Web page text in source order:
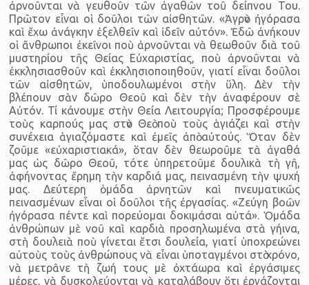
ἀρνοῦνται νὰ γευθοῦν τῶν ἀγαθῶν τοῦ δείπνου Του.
Πρῶτον εἶναι οἱ δοῦλοι τῶν αἰσθητῶν. «Ἀγρὸν ἠγόρασα
καὶ ἔχω ἀνάγκην ἐξελθεῖν καὶ ἰδεῖν αὐτόν». Ἐδῶ ἀνήκουν
οἱ ἄνθρωποι ἐκεῖνοι ποὺ ἀρνοῦνται νὰ θεωθοῦν διὰ τοῦ
μυστηρίου τῆς Θείας Εὐχαριστίας, ποὺ ἀρνοῦνται νὰ
ἐκκλησιασθοῦν καὶ ἐκκλησιοποιηθοῦν, γιατί εἶναι δοῦλοι
τῶν αἰσθητῶν, ὑποδουλωμένοι στὴν ὕλη. Δὲν τὴν
βλέπουν σὰν δῶρο Θεοῦ καὶ δὲν τὴν ἀναφέρουν σὲ
Αὐτόν. Τί κάνουμε στὴν Θεία Λειτουργία; Προσφέρουμε
τοὺς καρπούς μας στὸν Θεὸ ποὺ τοὺς ἁγιάζει καὶ στὴν
συνέχεια ἁγιαζόμαστε καὶ ἐμεῖς ἀπὸ αὐτούς. Ὅταν δὲν
ζοῦμε «εὐχαριστιακά», ὅταν δὲν θεωροῦμε τὰ ἀγαθά
μας ὡς δῶρο Θεοῦ, τότε ὑπηρετοῦμε δουλικὰ τὴ γῆ,
ἀφήνοντας ἔρημη τὴν καρδιά μας, πεινασμένη τὴν ψυχή
μας. Δεύτερη ὁμάδα ἀρνητῶν καὶ πνευματικῶς
πεινασμένων εἶναι οἱ δοῦλοι τῆς ἐργασίας. «Ζεύγη βοῶν
ἠγόρασα πέντε καὶ πορεύομαι δοκιμάσαι αὐτά». Ὁμάδα
ἀνθρώπων μὲ νοῦ καὶ καρδιὰ προσηλωμένα στὰ γήινα,
στὴ δουλειὰ ποὺ γίνεται ἔτσι δουλεία, γιατί ὑποχρεώνει
αὐτοὺς τοὺς ἀνθρώπους νὰ εἶναι ὑποταγμένοι στὸ χρόνο,
νὰ μετρᾶνε τὴ ζωή τους μὲ ὀχτάωρα καὶ ἐργάσιμες
μέρες, νὰ δυσκολεύονται νὰ καταλάβουν ὅτι ἐργάζονται